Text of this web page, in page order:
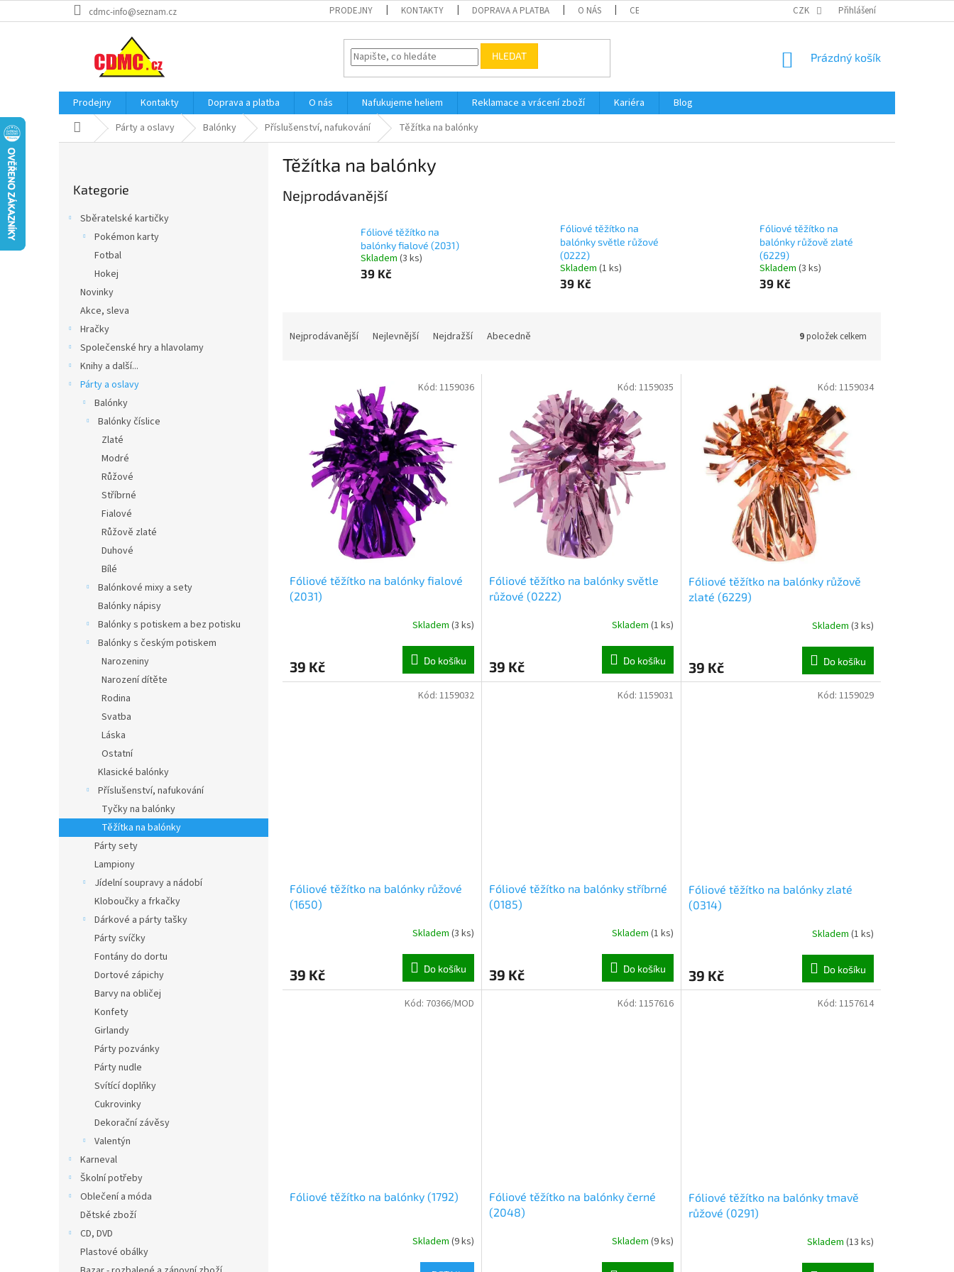
na
cdmc-info@seznam.cz PRODEJNY KONTAKTY DOPRAVA A PLATBA O NÁS CERTIFIKÁTY A NÁVODY OBCHODNÍ PODMÍNKY OCHRANA OSOBNÍCH
CZK Přihlášení
HLEDAT
NÁKUPNÍ
Prázdný košík
Prodejny Kontakty Doprava a platba O nás Nafukujeme heliem Reklamace a vrácení zboží Kariéra
Blog
Domů Párty a oslavy Balónky Příslušenství, nafukování Těžítka na balónky
kategorie
Kategorie
Sběratelské kartičky
Pokémon karty
Fotbal
Hokej
Novinky
Akce, sleva
Hračky
Společenské hry a hlavolamy
Knihy a další...
Párty a oslavy
Balónky
Balónky číslice
Zlaté
Modré
Růžové
Stříbrné
Fialové
Růžově zlaté
Duhové
Bílé
Balónkové mixy a sety
Balónky nápisy
Balónky s potiskem a bez potisku
Balónky s českým potiskem
Narozeniny
Narození dítěte
Rodina
Svatba
Láska
Ostatní
Klasické balónky
Příslušenství, nafukování
Tyčky na balónky
Těžítka na balónky
Párty sety
Lampiony
Jídelní soupravy a nádobí
Kloboučky a frkačky
Dárkové a párty tašky
Párty svíčky
Fontány do dortu
Dortové zápichy
Barvy na obličej
Konfety
Girlandy
Párty pozvánky
Párty nudle
Svítící doplňky
Cukrovinky
Dekorační závěsy
Valentýn
Karneval
Školní potřeby
Oblečení a móda
Dětské zboží
CD, DVD
Plastové obálky
Těžítka na balónky
Nejprodávanější
Fóliové těžítko na
balónky fialové (2031)
Skladem (3 ks)
39 Kč
Fóliové těžítko na
balónky světle růžové
(0222)
Skladem (1 ks)
39 Kč
Fóliové těžítko na
balónky růžově zlaté
(6229)
Skladem (3 ks)
39 Kč
Nejprodávanější Nejlevnější Nejdražší Abecedně 9položek celkem
Fóliové těžítko na balónky fialové
(2031)
Skladem (3 ks)
39 Kč Do košíku
Kód: 1159036
Fóliové těžítko na balónky světle
růžové (0222)
Skladem (1 ks)
39 Kč Do košíku
Kód: 1159035
Fóliové těžítko na balónky růžově
zlaté (6229)
Skladem (3 ks)
39 Kč Do košíku
Kód: 1159034
Fóliové těžítko na balónky růžové
(1650)
Skladem (3 ks)
39 Kč Do košíku
Kód: 1159032
Fóliové těžítko na balónky stříbrné
(0185)
Skladem (1 ks)
39 Kč Do košíku
Kód: 1159031
Fóliové těžítko na balónky zlaté
(0314)
Skladem (1 ks)
39 Kč Do košíku
Kód: 1159029
Fóliové těžítko na balónky (1792)
Skladem (9 ks)
Kód: 70366/MOD
Fóliové těžítko na balónky černé
(2048)
Skladem (9 ks)
Kód: 1157616
Fóliové těžítko na balónky tmavě
růžové (0291)
Skladem (13 ks)
Kód: 1157614